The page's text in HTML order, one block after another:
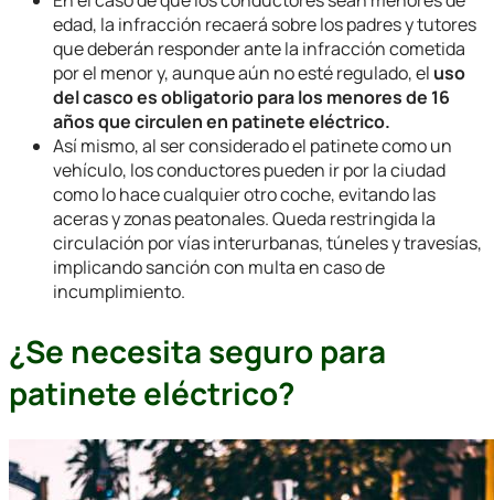
edad, la infracción recaerá sobre los padres y tutores
que deberán responder ante la infracción cometida
por el menor y, aunque aún no esté regulado, el uso
del casco es obligatorio para los menores de 16
años que circulen en patinete eléctrico.
Así mismo, al ser considerado el patinete como un
vehículo, los conductores pueden ir por la ciudad
como lo hace cualquier otro coche, evitando las
aceras y zonas peatonales. Queda restringida la
circulación por vías interurbanas, túneles y travesías,
implicando sanción con multa en caso de
incumplimiento.
¿Se necesita seguro para
patinete eléctrico?